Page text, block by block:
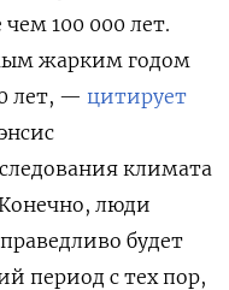
чем 100 000 лет.
жарким годом
лет, — цитирует
климата
люди
будет
период с тех пор,